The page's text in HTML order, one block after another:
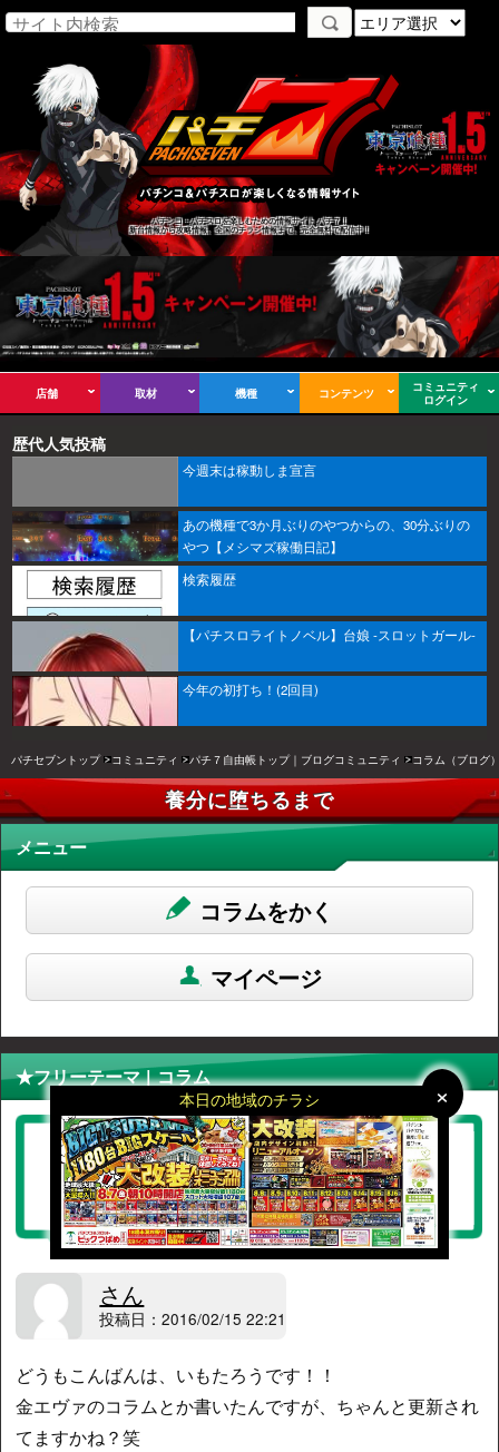
×
×
本日の地域のチラシ
パチンコ・パチスロを楽しむための情報サイト パチ７！
新台情報から攻略情報、全国のチラシ情報まで、完全無料で配信中！
店舗 取材 機種 コンテンツ
コミュニティ
ログイン
歴代人気投稿
今週末は稼動しま宣言
あの機種で3か月ぶりのやつからの、30分ぶりの
やつ【メシマズ稼働日記】
検索履歴
【パチスロライトノベル】台娘 -スロットガール-
今年の初打ち！(2回目)
パチセブントップ コミュニティ パチ７自由帳トップ｜ブログコミュニティ コラム（ブログ
養分に堕ちるまで
メニュー
コラムをかく
マイページ
★フリーテーマ | コラム
養分に堕ちるまで
さん
投稿日：2016/02/15 22:21
どうもこんばんは、いもたろうです！！
金エヴァのコラムとか書いたんですが、ちゃんと更新され
てますかね？笑